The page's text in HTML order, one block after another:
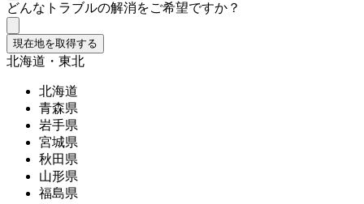
どんなトラブルの解消をご希望ですか？
現在地を取得する
北海道・東北
北海道
青森県
岩手県
宮城県
秋田県
山形県
福島県